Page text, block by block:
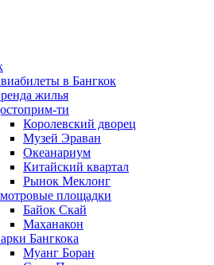
в Бангкок
жилья
ти
Королевский дворец
Музей Эраван
Океанариум
Китайский квартал
Рынок Меклонг
площадки
Байок Скай
Маханакон
Бангкока
Муанг Боран